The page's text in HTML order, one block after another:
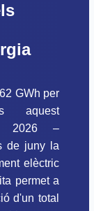
GWh per
aquest
2026 –
de juny la
elèctric
permet a
d'un total